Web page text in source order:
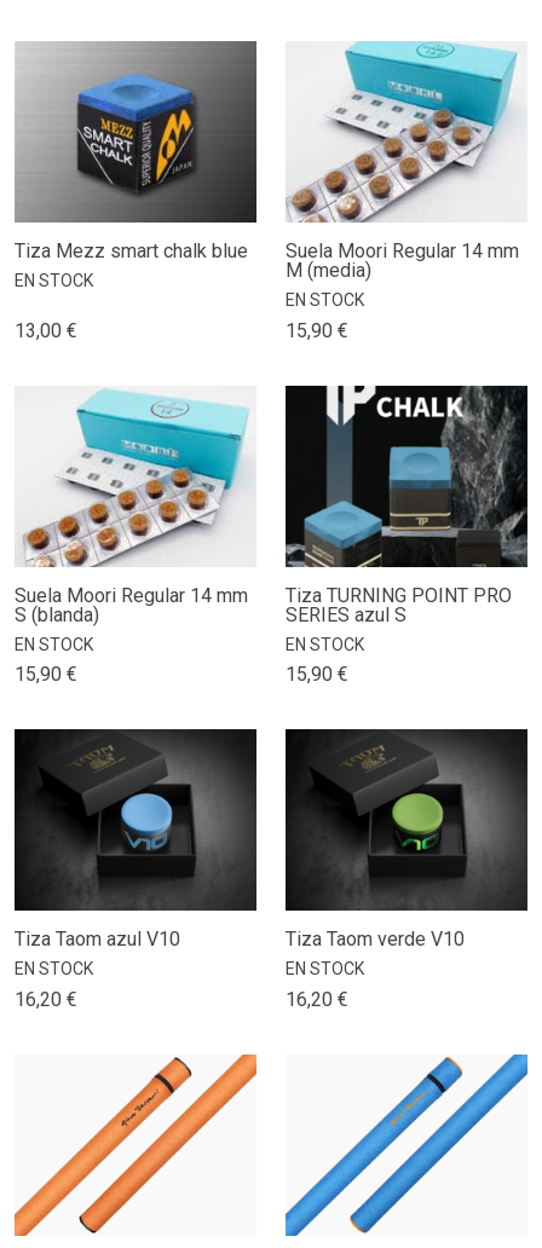
Tiza Mezz smart chalk blue
EN STOCK
13,00 €
Suela Moori Regular 14 mm
M (media)
EN STOCK
15,90 €
Suela Moori Regular 14 mm
S (blanda)
EN STOCK
15,90 €
Tiza TURNING POINT PRO
SERIES azul S
EN STOCK
15,90 €
Tiza Taom azul V10
EN STOCK
16,20 €
Tiza Taom verde V10
EN STOCK
16,20 €